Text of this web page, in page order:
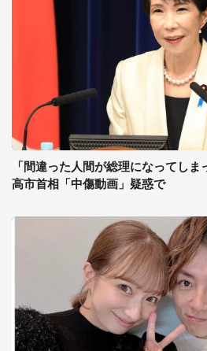
「間違った人間が総理になってし
高市首相「中傷動画」疑惑で